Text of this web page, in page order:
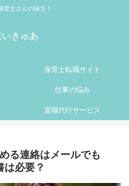
育士さんの味方！
いきゅあ
保育士転職サイト
仕事の悩み
退職代行サービス
る連絡はメールでも
は必要？